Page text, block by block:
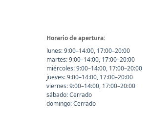
Horario de apertura:
lunes: 9:00–14:00, 17:00–20:00
martes: 9:00–14:00, 17:00–20:00
miércoles: 9:00–14:00, 17:00–20:00
jueves: 9:00–14:00, 17:00–20:00
viernes: 9:00–14:00, 17:00–20:00
sábado: Cerrado
domingo: Cerrado